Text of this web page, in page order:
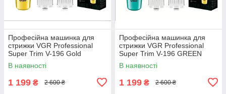
Професійна машинка для
стрижки VGR Professional
Super Trim V-196 Gold
В наявності
1 199 ₴ 2 600 ₴
Професійна машинка для
стрижки VGR Professional
Super Trim V-196 GREEN
В наявності
1 199 ₴ 2 600 ₴